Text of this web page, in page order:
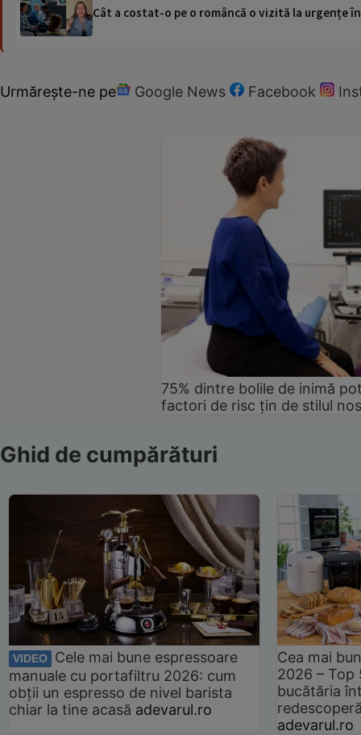
Cât a costat-o pe o româncă o vizită la urgențe
Urmărește-ne pe Google News Facebook
75% dintre bolile de inimă
factori de risc țin de stilul
Ghid de cumpărături
VIDEO
Cele mai bune espressoare
manuale cu portafiltru 2026: cum
obții un espresso de nivel barista
chiar la tine acasă adevarul.ro
Cea mai
2026 –
bucătăria
adevarul.ro